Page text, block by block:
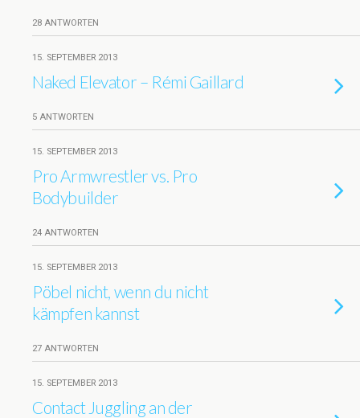
28 ANTWORTEN
15. SEPTEMBER 2013
Naked Elevator – Rémi Gaillard
5 ANTWORTEN
15. SEPTEMBER 2013
Pro Armwrestler vs. Pro
Bodybuilder
24 ANTWORTEN
15. SEPTEMBER 2013
Pöbel nicht, wenn du nicht
kämpfen kannst
27 ANTWORTEN
15. SEPTEMBER 2013
Contact Juggling an der